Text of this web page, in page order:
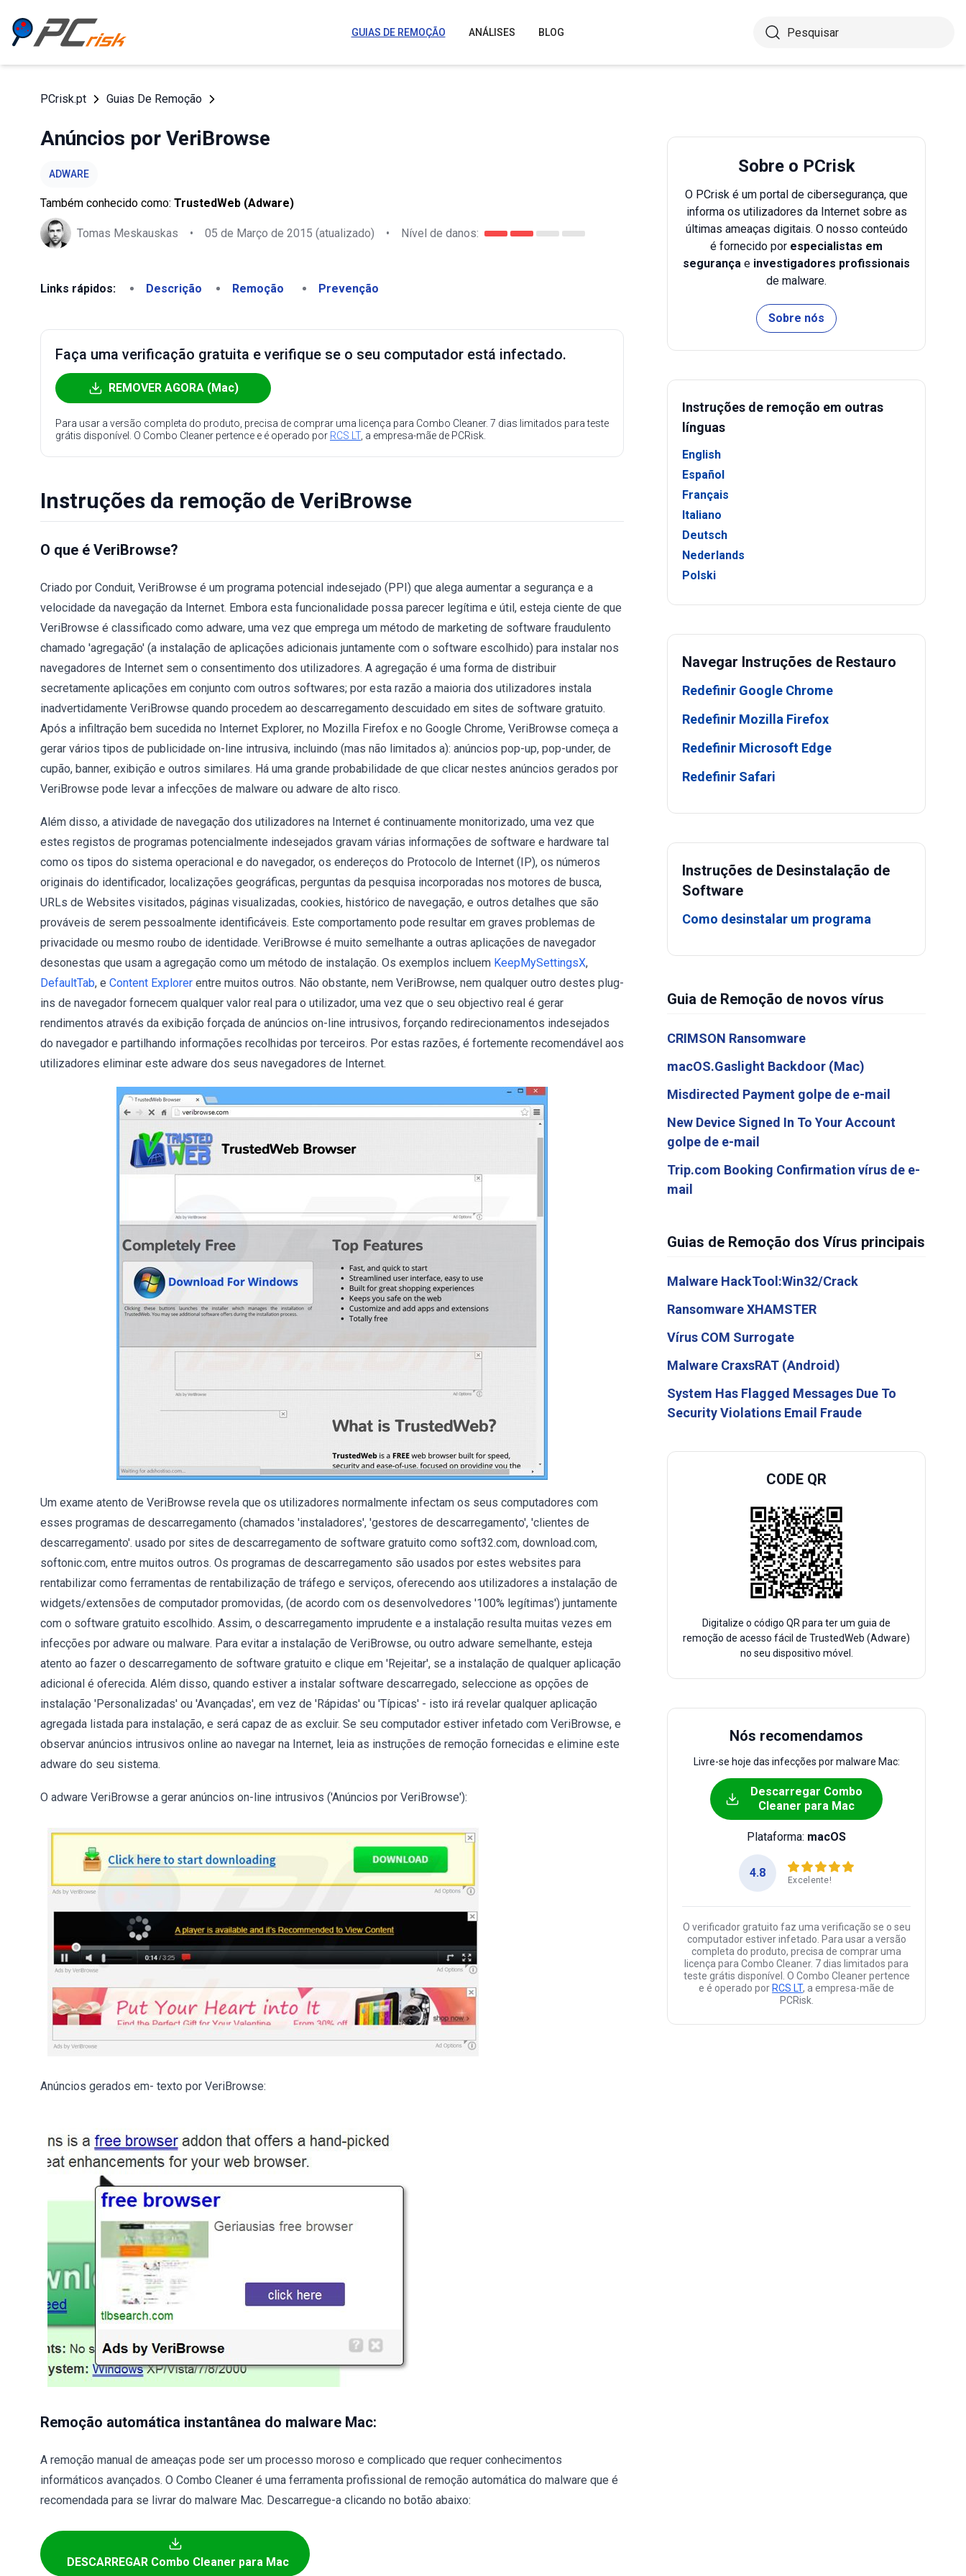
GUIAS DE REMOÇÃO ANÁLISES BLOG
PCrisk.pt Guias De Remoção
Anúncios por VeriBrowse
ADWARE
Também conhecido como: TrustedWeb (Adware)
Tomas Meskauskas • 05 de Março de 2015 (atualizado) • Nível de danos:
Links rápidos: Descrição Remoção Prevenção
Faça uma verificação gratuita e verifique se o seu computador está infectado.
REMOVER AGORA (Mac)
Para usar a versão completa do produto, precisa de comprar uma licença para Combo Cleaner. 7 dias limitados para teste
grátis disponível. O Combo Cleaner pertence e é operado por RCS LT, a empresa-mãe de PCRisk.
Instruções da remoção de VeriBrowse
O que é VeriBrowse?
Criado por Conduit, VeriBrowse é um programa potencial indesejado (PPI) que alega aumentar a segurança e a
velocidade da navegação da Internet. Embora esta funcionalidade possa parecer legítima e útil, esteja ciente de que
VeriBrowse é classificado como adware, uma vez que emprega um método de marketing de software fraudulento
chamado 'agregação' (a instalação de aplicações adicionais juntamente com o software escolhido) para instalar nos
navegadores de Internet sem o consentimento dos utilizadores. A agregação é uma forma de distribuir
secretamente aplicações em conjunto com outros softwares; por esta razão a maioria dos utilizadores instala
inadvertidamente VeriBrowse quando procedem ao descarregamento descuidado em sites de software gratuito.
Após a infiltração bem sucedida no Internet Explorer, no Mozilla Firefox e no Google Chrome, VeriBrowse começa a
gerar vários tipos de publicidade on-line intrusiva, incluindo (mas não limitados a): anúncios pop-up, pop-under, de
cupão, banner, exibição e outros similares. Há uma grande probabilidade de que clicar nestes anúncios gerados por
VeriBrowse pode levar a infecções de malware ou adware de alto risco.
Além disso, a atividade de navegação dos utilizadores na Internet é continuamente monitorizado, uma vez que
estes registos de programas potencialmente indesejados gravam várias informações de software e hardware tal
como os tipos do sistema operacional e do navegador, os endereços do Protocolo de Internet (IP), os números
originais do identificador, localizações geográficas, perguntas da pesquisa incorporadas nos motores de busca,
URLs de Websites visitados, páginas visualizadas, cookies, histórico de navegação, e outros detalhes que são
prováveis de serem pessoalmente identificáveis. Este comportamento pode resultar em graves problemas de
privacidade ou mesmo roubo de identidade. VeriBrowse é muito semelhante a outras aplicações de navegador
desonestas que usam a agregação como um método de instalação. Os exemplos incluem KeepMySettingsX,
DefaultTab, e Content Explorer entre muitos outros. Não obstante, nem VeriBrowse, nem qualquer outro destes plug-
ins de navegador fornecem qualquer valor real para o utilizador, uma vez que o seu objectivo real é gerar
rendimentos através da exibição forçada de anúncios on-line intrusivos, forçando redirecionamentos indesejados
do navegador e partilhando informações recolhidas por terceiros. Por estas razões, é fortemente recomendável aos
utilizadores eliminar este adware dos seus navegadores de Internet.
Um exame atento de VeriBrowse revela que os utilizadores normalmente infectam os seus computadores com
esses programas de descarregamento (chamados 'instaladores', 'gestores de descarregamento', 'clientes de
descarregamento'. usado por sites de descarregamento de software gratuito como soft32.com, download.com,
softonic.com, entre muitos outros. Os programas de descarregamento são usados por estes websites para
rentabilizar como ferramentas de rentabilização de tráfego e serviços, oferecendo aos utilizadores a instalação de
widgets/extensões de computador promovidas, (de acordo com os desenvolvedores '100% legítimas') juntamente
com o software gratuito escolhido. Assim, o descarregamento imprudente e a instalação resulta muitas vezes em
infecções por adware ou malware. Para evitar a instalação de VeriBrowse, ou outro adware semelhante, esteja
atento ao fazer o descarregamento de software gratuito e clique em 'Rejeitar', se a instalação de qualquer aplicação
adicional é oferecida. Além disso, quando estiver a instalar software descarregado, seleccione as opções de
instalação 'Personalizadas' ou 'Avançadas', em vez de 'Rápidas' ou 'Típicas' - isto irá revelar qualquer aplicação
agregada listada para instalação, e será capaz de as excluir. Se seu computador estiver infetado com VeriBrowse, e
observar anúncios intrusivos online ao navegar na Internet, leia as instruções de remoção fornecidas e elimine este
adware do seu sistema.
O adware VeriBrowse a gerar anúncios on-line intrusivos ('Anúncios por VeriBrowse'):
Anúncios gerados em- texto por VeriBrowse:
Remoção automática instantânea do malware Mac:
A remoção manual de ameaças pode ser um processo moroso e complicado que requer conhecimentos
informáticos avançados. O Combo Cleaner é uma ferramenta profissional de remoção automática do malware que é
recomendada para se livrar do malware Mac. Descarregue-a clicando no botão abaixo:
DESCARREGAR Combo Cleaner para Mac
Sobre o PCrisk
O PCrisk é um portal de cibersegurança, que
informa os utilizadores da Internet sobre as
últimas ameaças digitais. O nosso conteúdo
é fornecido por especialistas em
segurança e investigadores profissionais
de malware.
Sobre nós
Instruções de remoção em outras
línguas
English
Español
Français
Italiano
Deutsch
Nederlands
Polski
Navegar Instruções de Restauro
Redefinir Google Chrome
Redefinir Mozilla Firefox
Redefinir Microsoft Edge
Redefinir Safari
Instruções de Desinstalação de
Software
Como desinstalar um programa
Guia de Remoção de novos vírus
CRIMSON Ransomware
macOS.Gaslight Backdoor (Mac)
Misdirected Payment golpe de e-mail
New Device Signed In To Your Account
golpe de e-mail
Trip.com Booking Confirmation vírus de e-
mail
Guias de Remoção dos Vírus principais
Malware HackTool:Win32/Crack
Ransomware XHAMSTER
Vírus COM Surrogate
Malware CraxsRAT (Android)
System Has Flagged Messages Due To
Security Violations Email Fraude
CODE QR
Digitalize o código QR para ter um guia de
remoção de acesso fácil de TrustedWeb (Adware)
no seu dispositivo móvel.
Nós recomendamos
Livre-se hoje das infecções por malware Mac:
Descarregar Combo
Cleaner para Mac
Plataforma: macOS
4.8
Excelente!
O verificador gratuito faz uma verificação se o seu
computador estiver infetado. Para usar a versão
completa do produto, precisa de comprar uma
licença para Combo Cleaner. 7 dias limitados para
teste grátis disponível. O Combo Cleaner pertence
e é operado por RCS LT, a empresa-mãe de
PCRisk.